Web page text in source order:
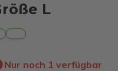
L
Nur noch 1 verfügbar